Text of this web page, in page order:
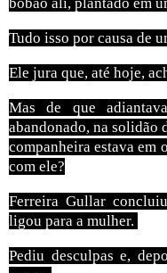
bobão ali, plantado em
Tudo isso por causa de
Ele jura que, até hoje,
Mas de que
abandonado, na solidão
companheira estava em
com ele?
Ferreira Gullar
ligou para a mulher.
Pediu desculpas e,